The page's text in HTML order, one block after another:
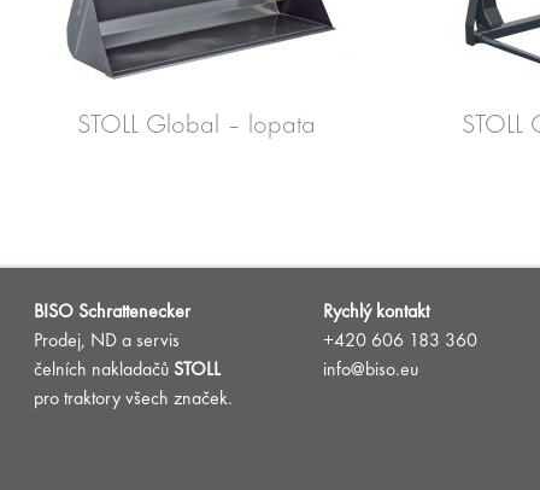
STOLL Global – lopata
BISO Schrattenecker
Prodej, ND a servis
čelních nakladačů STOLL
pro traktory všech značek.
Rychlý kontakt
+420 606 183 360
info@biso.eu